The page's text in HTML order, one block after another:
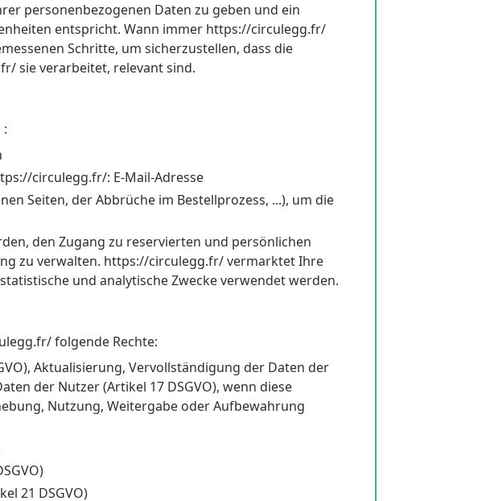
personenbezogenen Daten zu geben und ein
entspricht. Wann immer https://circulegg.fr/
Schritte, um sicherzustellen, dass die
sie verarbeitet, relevant sind.
circulegg.fr/: E-Mail-Adresse
Seiten, der Abbrüche im Bestellprozess, ...), um die
den Zugang zu reservierten und persönlichen
zu verwalten. https://circulegg.fr/ vermarktet Ihre
und analytische Zwecke verwendet werden.
folgende Rechte:
Aktualisierung, Vervollständigung der Daten der
der Nutzer (Artikel 17 DSGVO), wenn diese
Nutzung, Weitergabe oder Aufbewahrung
21 DSGVO)